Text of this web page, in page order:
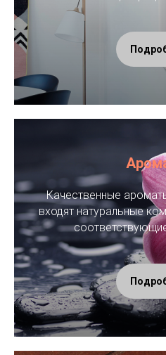
Качественные
входят натуральные